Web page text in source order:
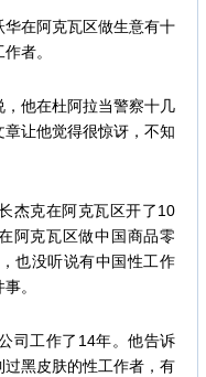
在阿克瓦区做生意有十
者。
他在杜阿拉当警察十几
让他觉得很惊讶，不知
克在阿克瓦区开了10
阿克瓦区做中国商品零
也没听说有中国性工作
。
工作了14年。他告诉
黑皮肤的性工作者，有